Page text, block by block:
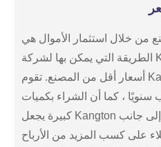
من خلال استثمار الأموال هي
الطريقة التي يمكن بها لشركة Kangton الحصول على عرض
أسعار أقل من المصنع. تقوم Kangton بتصدير أكثر من
سنويًا ، كما أن الشراء بكميات
كبيرة يجعل Kangton بأفضل الأسعار الممكنة. إلى جانب
على كسب المزيد من الأرباح